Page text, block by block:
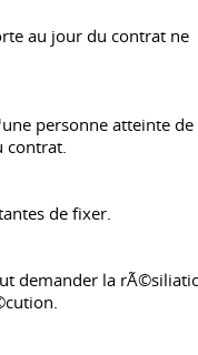
au jour du contrat ne
personne atteinte de
de fixer.
demander la